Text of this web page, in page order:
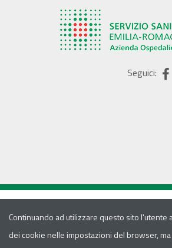
Seguici:
Continuando ad utilizzare questo sito
dei cookie nelle impostazioni del browser,